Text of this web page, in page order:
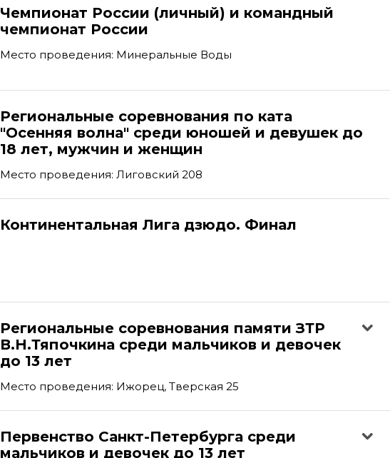
Чемпионат России (личный) и командный
чемпионат России
Место проведения: Минеральные Воды
Региональные соревнования по ката
"Осенняя волна" среди юношей и девушек до
18 лет, мужчин и женщин
Место проведения: Лиговский 208
Континентальная Лига дзюдо. Финал
Региональные соревнования памяти ЗТР
В.Н.Тяпочкина среди мальчиков и девочек
до 13 лет
Место проведения: Ижорец, Тверская 25
Первенство Санкт-Петербурга среди
мальчиков и девочек до 13 лет